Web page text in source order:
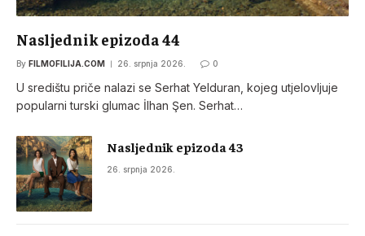
Nasljednik epizoda 44
By FILMOFILIJA.COM 26. srpnja 2026. 0
U središtu priče nalazi se Serhat Yelduran, kojeg utjelovljuje
popularni turski glumac İlhan Şen. Serhat…
Nasljednik epizoda 43
26. srpnja 2026.